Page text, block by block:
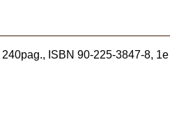
ISBN 90-225-3847-8,